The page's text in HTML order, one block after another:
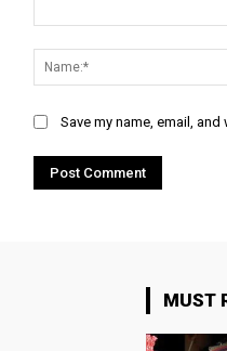
Save my name, email,
MUST